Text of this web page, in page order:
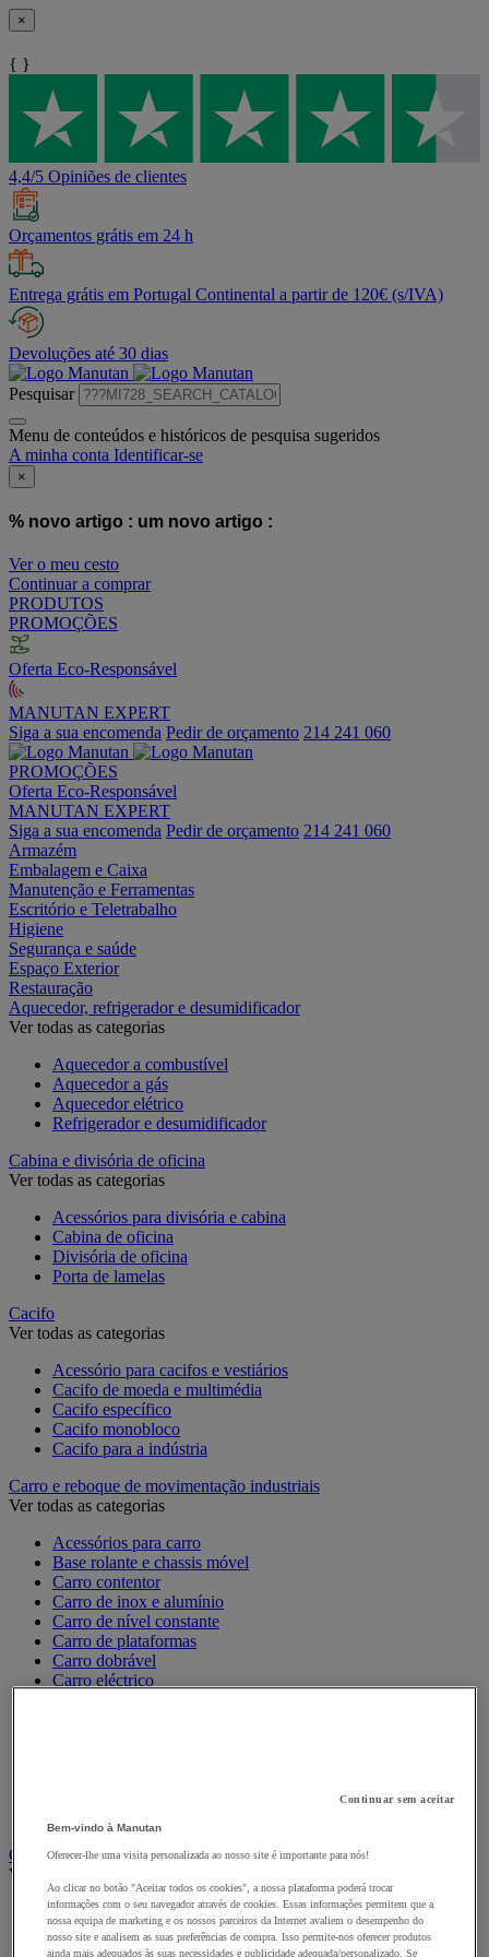
×
{ }
4,4/5 Opiniões de clientes
Orçamentos grátis em 24 h
Entrega grátis em Portugal Continental a partir de 120€ (s/IVA)
Devoluções até 30 dias
Pesquisar
Menu de conteúdos e históricos de pesquisa sugeridos
A minha conta Identificar-se
×
% novo artigo : um novo artigo :
Ver o meu cesto
Continuar a comprar
PRODUTOS
PROMOÇÕES
Oferta Eco-Responsável
MANUTAN EXPERT
Siga a sua encomenda Pedir de orçamento 214 241 060
PROMOÇÕES
Oferta Eco-Responsável
MANUTAN EXPERT
Siga a sua encomenda Pedir de orçamento 214 241 060
Armazém
Embalagem e Caixa
Manutenção e Ferramentas
Escritório e Teletrabalho
Higiene
Segurança e saúde
Espaço Exterior
Restauração
Aquecedor, refrigerador e desumidificador
Ver todas as categorias
Aquecedor a combustível
Aquecedor a gás
Aquecedor elétrico
Refrigerador e desumidificador
Cabina e divisória de oficina
Ver todas as categorias
Acessórios para divisória e cabina
Cabina de oficina
Divisória de oficina
Porta de lamelas
Cacifo
Ver todas as categorias
Acessório para cacifos e vestiários
Cacifo de moeda e multimédia
Cacifo específico
Cacifo monobloco
Cacifo para a indústria
Carro e reboque de movimentação industriais
Ver todas as categorias
Acessórios para carro
Base rolante e chassis móvel
Carro contentor
Carro de inox e alumínio
Carro de nível constante
Carro de plataformas
Carro dobrável
Carro eléctrico
Contentor móvel gradeado
Ver todas as categorias
Acessórios para contentor móvel
Contentor móvel de segurança
Contentor móvel encaixável
Continuar sem aceitar
Bem-vindo à Manutan
Oferecer-lhe uma visita personalizada ao nosso site é importante para nós!
Ao clicar no botão "Aceitar todos os cookies", a nossa plataforma poderá trocar
informações com o seu navegador através de cookies. Essas informações permitem que a
nossa equipa de marketing e os nossos parceiros da Internet avaliem o desempenho do
nosso site e analisem as suas preferências de compra. Isso permite-nos oferecer produtos
ainda mais adequados às suas necessidades e publicidade adequada/personalizado. Se